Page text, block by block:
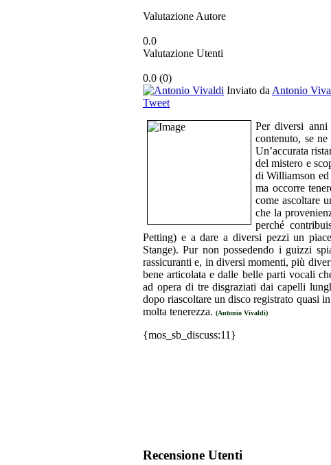
Valutazione Autore
0.0
Valutazione Utenti
0.0 (0)
Inviato da Antonio
Tweet
Per diversi
contenuto, se
Un’accurata
del mistero e
di Williamson ed
ma occorre
come ascoltare
che la
perché
Petting) e a dare a diversi pezzi un
Stange). Pur non possedendo i guizzi
rassicuranti e, in diversi momenti, più
bene articolata e dalle belle parti vocali
ad opera di tre disgraziati dai capelli
dopo riascoltare un disco registrato quasi
molta tenerezza. (Antonio Vivaldi)
{mos_sb_discuss:11}
Recensione Utenti